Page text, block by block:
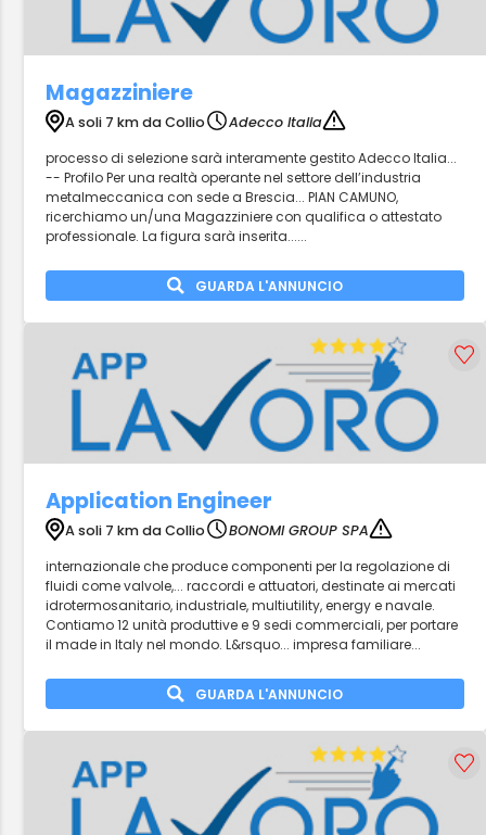
Magazziniere
A soli 7 km da Collio
Adecco Italia
processo di selezione sarà interamente gestito Adecco Italia...
-- Profilo Per una realtà operante nel settore dell’industria
metalmeccanica con sede a Brescia... PIAN CAMUNO,
ricerchiamo un/una Magazziniere con qualifica o attestato
professionale. La figura sarà inserita......
GUARDA L'ANNUNCIO
Application Engineer
A soli 7 km da Collio
BONOMI GROUP SPA
internazionale che produce componenti per la regolazione di
fluidi come valvole,... raccordi e attuatori, destinate ai mercati
idrotermosanitario, industriale, multiutility, energy e navale.
Contiamo 12 unità produttive e 9 sedi commerciali, per portare
il made in Italy nel mondo. L&rsquo... impresa familiare...
GUARDA L'ANNUNCIO